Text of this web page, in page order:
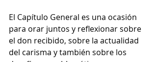
El Capítulo General es una ocasión
para orar juntos y reflexionar sobre
el don recibido, sobre la actualidad
del carisma y también sobre los